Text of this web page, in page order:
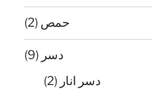
حمص (2)
دسر (9)
دسر انار (2)